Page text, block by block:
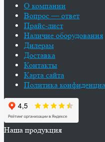
О компании
Вопрос — ответ
Прайс-лист
Наличие оборудования
Дилерам
Доставка
Контакты
Карта сайта
Политика
Наша продукция